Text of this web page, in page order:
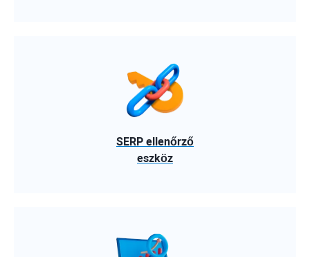
SERP ellenőrző
eszköz